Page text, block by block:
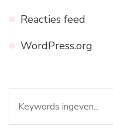
Reacties feed
WordPress.org
naar: